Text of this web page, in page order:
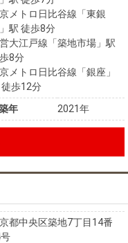
メトロ日比谷線「東銀
駅 徒歩8分
大江戸線「築地市場」駅
8分
メトロ日比谷線「銀座」
徒歩12分
年 2021年
都中央区築地7丁目14番